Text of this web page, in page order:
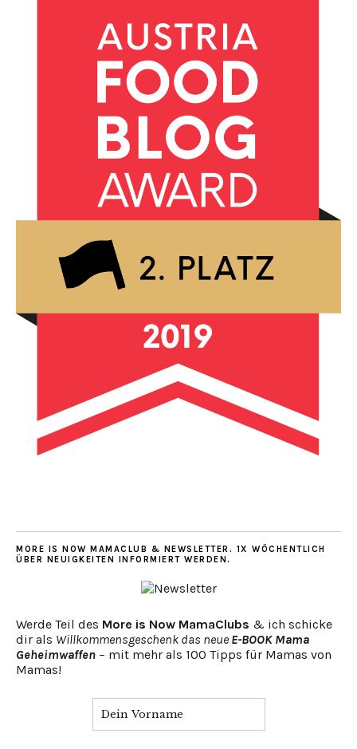
MORE IS NOW MAMACLUB & NEWSLETTER. 1X WÖCHENTLICH
ÜBER NEUIGKEITEN INFORMIERT WERDEN.
Werde Teil des More is Now MamaClubs & ich schicke
dir als Willkommensgeschenk das neue E-BOOK Mama
Geheimwaffen – mit mehr als 100 Tipps für Mamas von
Mamas!